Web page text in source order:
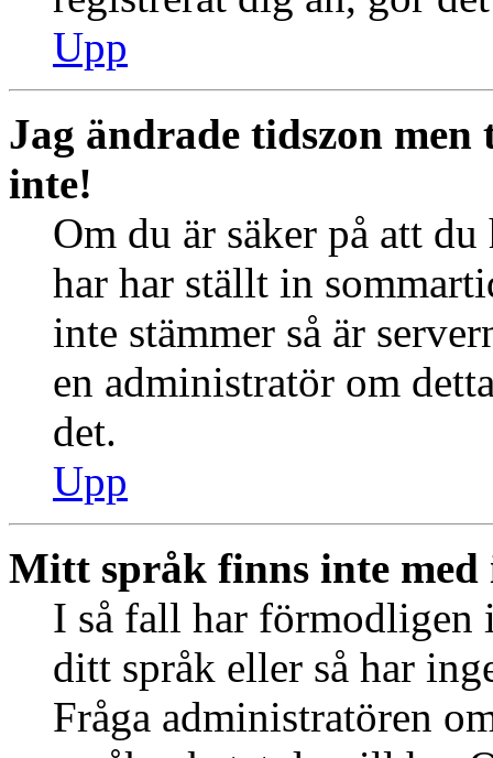
Upp
Jag ändrade tidszon
inte!
Om du är säker på att
har har ställt in
inte stämmer så är
en administratör om
det.
Upp
Mitt språk finns inte med
I så fall har förmodligen
ditt språk eller så har
Fråga administratören